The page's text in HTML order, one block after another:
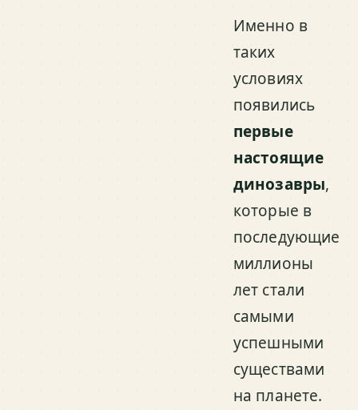
Именно в
таких
условиях
появились
первые
настоящие
динозавры,
которые в
последующие
миллионы
лет стали
самыми
успешными
существами
на планете.